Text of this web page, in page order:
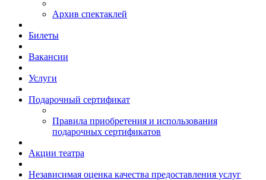
Архив спектаклей
Билеты
Вакансии
Услуги
Подарочный сертификат
Правила приобретения и использования
подарочных сертификатов
Акции театра
Независимая оценка качества предоставления услуг